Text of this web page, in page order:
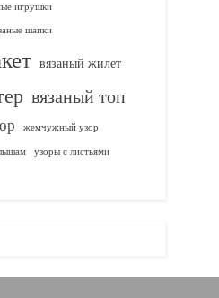
игрушки
шапки
вязаный жилет
вязаный топ
жемчужный узор
узоры с листьями